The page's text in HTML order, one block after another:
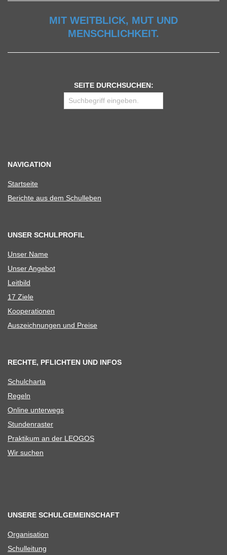
MIT WEITBLICK, MUT UND
MENSCHLICHKEIT.
SEITE DURCHSUCHEN:
NAVIGATION
Start­seite
Berichte aus dem Schulleben
UNSER SCHULPROFIL
Unser Name
Unser Ange­bot
Leit­bild
17 Ziele
Koope­ra­tio­nen
Aus­zeich­nun­gen und Preise
RECHTE, PFLICHTEN UND INFOS
Schul­charta
Regeln
Online unter­wegs
Stun­den­ras­ter
Prak­ti­kum an der LEOGOS
Wir suchen
UNSERE SCHULGEMEINSCHAFT
Orga­ni­sa­tion
Schul­lei­tung